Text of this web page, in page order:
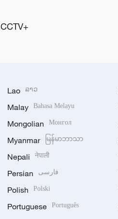
CCTV+
Lao ລາວ
Malay Bahasa Melayu
Mongolian Монгол
Myanmar မြန်မာဘာသာ
Nepali नेपाली
Persian فارسی
Polish Polski
Portuguese Português